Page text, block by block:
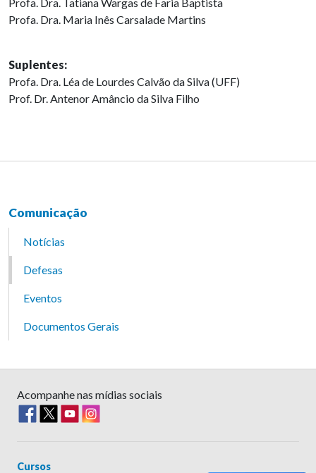
Profa. Dra. Maria Inês Carsalade Martins
Suplentes:
Profa. Dra. Léa de Lourdes Calvão da Silva (UFF)
Prof. Dr. Antenor Amâncio da Silva Filho
Comunicação
Notícias
Defesas
Eventos
Documentos Gerais
Acompanhe nas mídias sociais
Cursos